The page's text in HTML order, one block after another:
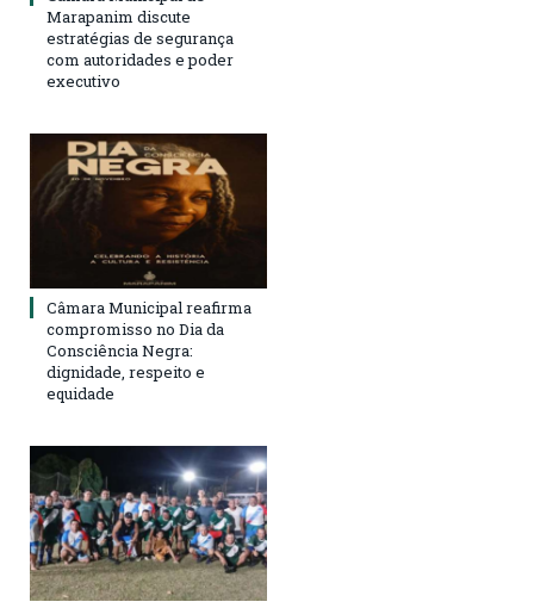
Marapanim discute
estratégias de segurança
com autoridades e poder
executivo
Câmara Municipal reafirma
compromisso no Dia da
Consciência Negra:
dignidade, respeito e
equidade